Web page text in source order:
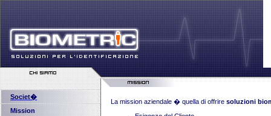
Societ�
Mission
La mission aziendale � quella di offriresoluzioni